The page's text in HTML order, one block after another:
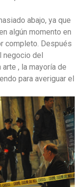
abajo, ya que
algún momento en
completo. Después
negocio del
, la mayoría de
para averiguar el